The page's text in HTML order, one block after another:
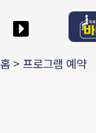
건너뛰기
홈 > 프로그램 예약